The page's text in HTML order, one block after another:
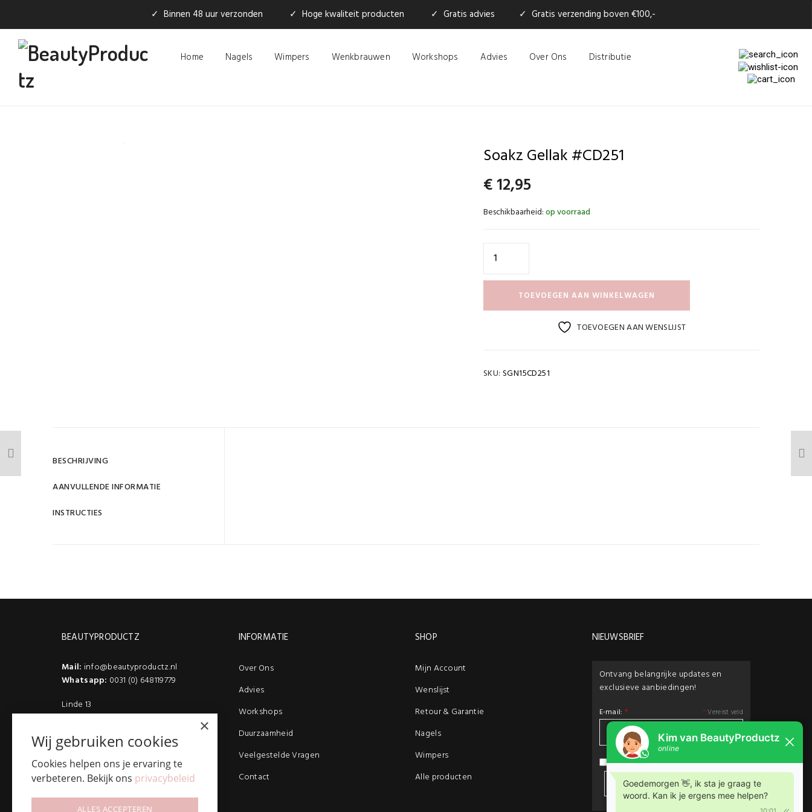
✓ Binnen 48 uur verzonden ✓ Hoge kwaliteit producten ✓ Gratis advies ✓ Gratis verzending boven €100,-
Home Nagels Wimpers Wenkbrauwen Workshops Advies Over Ons Distributie
Soakz Gellak #CD251
€12,95
Beschikbaarheid:op voorraad
TOEVOEGEN AAN WINKELWAGEN
TOEVOEGEN AAN WENSLIJST
SKU: SGN15CD251
BESCHRIJVING
AANVULLENDE INFORMATIE
INSTRUCTIES
BEAUTYPRODUCTZ
Mail: info@beautyproductz.nl
Whatsapp: 0031 (0) 648119779
Linde 13
5509 NH Veldhoven
INFORMATIE
Over Ons
Advies
Workshops
Duurzaamheid
Veelgestelde Vragen
Contact
SHOP
Mijn Account
Wenslijst
Retour & Garantie
Nagels
Wimpers
Alle producten
NIEUWSBRIEF
Ontvang belangrijke updates en
exclusieve aanbiedingen!
* Vereist veld
E-mail: *
Ik ga akkoord met hetprivacybeleid
×
Wij gebruiken cookies
Cookies helpen ons je ervaring te
verbeteren. Bekijk ons privacybeleid
ALLES ACCEPTEREN